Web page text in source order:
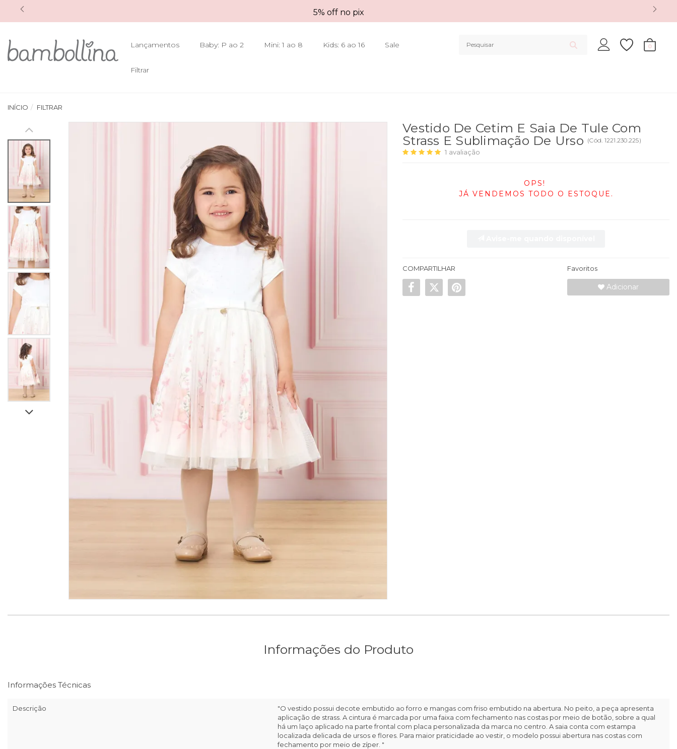
5% off no pix
Lançamentos Baby: P ao 2 Mini: 1 ao 8 Kids: 6 ao 16 Sale
Filtrar
0
INÍCIO FILTRAR
Vestido De Cetim E Saia De Tule Com
Strass E Sublimação De Urso (Cód. 1221.230.225)
1 avaliação
OPS!
JÁ VENDEMOS TODO O ESTOQUE.
COMPARTILHAR Favoritos
Adicionar
Informações do Produto
Informações Técnicas
Descrição
"O vestido possui decote embutido ao forro e mangas com friso embutido na abertura. No peito, a peça apresenta
aplicação de strass. A cintura é marcada por uma faixa com fechamento nas costas por meio de botão, sobre a qual
há um laço aplicado na parte frontal com placa personalizada da marca no centro. A saia conta com estampa
localizada delicada de ursos e flores. Para maior praticidade ao vestir, o modelo possui abertura nas costas com
fechamento por meio de zíper. "